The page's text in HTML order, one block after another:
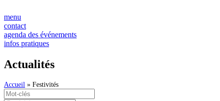
au
contenu
menu
contact
agenda des événements
infos pratiques
Actualités
Accueil » Festivités